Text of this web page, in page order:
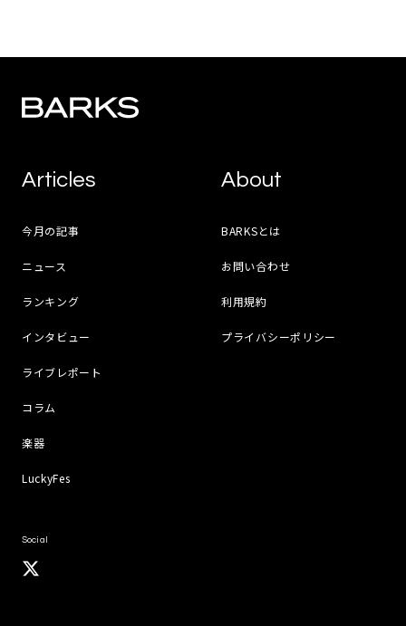
Articles
今月の記事
ニュース
ランキング
インタビュー
ライブレポート
コラム
楽器
LuckyFes
About
BARKSとは
お問い合わせ
利用規約
プライバシーポリシー
Social